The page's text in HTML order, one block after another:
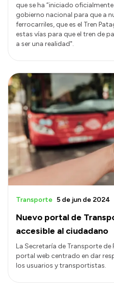
que se ha “iniciado
gobierno nacional para que a
ferrocarriles, que es el Tren
estas vías para que el tren de
a ser una realidad".
Nuevo portal de
accesible al ciudadano
Transporte 5 de jun de 2024
La Secretaría de Transporte de
portal web centrado en dar
los usuarios y transportistas.